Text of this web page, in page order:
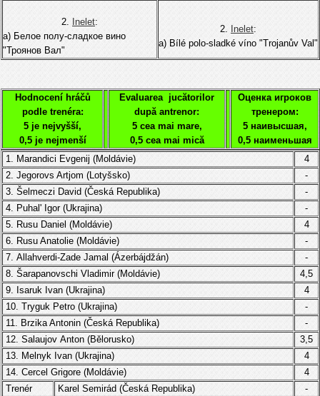
2. Inelet:
а) Белое полу-сладкое вино
"Троянов Вал"
2. Inelet:
а) Bílé polo-sladké víno "Trojanův Val"
Hodnocení hráčů
podle trenéra:
5 je nejvyšší,
0,5 je nejmenší
Evaluarea jucătorilor
după antrenor:
5 cea mai mare,
0,5 cea mai mică
Оценка игроков
тренером:
5 наивысшая,
0,5 наименьшая
1. Marandici Evgenij (Moldávie)
4
2. Jegorovs Artjom (Lotyšsko)
-
3. Šelmeczi David (Česká Republika)
-
4. Puhal' Igor (Ukrajina)
-
5. Rusu Daniel (Moldávie)
4
6. Rusu Anatolie (Moldávie)
-
7. Allahverdi-Zade Jamal (Ázerbájdžán)
-
8. Šarapanovschi Vladimir (Moldávie)
4,5
9. Isaruk Ivan (Ukrajina)
4
10. Tryguk Petro (Ukrajina)
-
11. Brzika Antonin (Česká Republika)
-
12. Salaujov Anton (Bělorusko)
3,5
13. Melnyk Ivan (Ukrajina)
4
14. Cercel Grigore (Moldávie)
4
Trenér
Karel Semirád (Česká Republika)
-